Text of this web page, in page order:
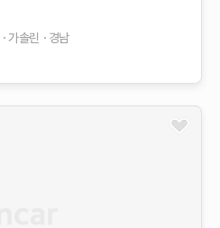
가솔린 경남